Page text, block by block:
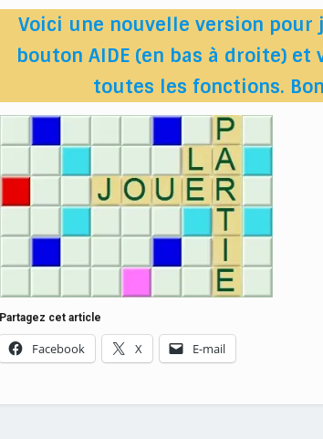
Voici une nouvelle version
bouton AIDE (en bas à droite)
toutes les fonctions.
Partagez cet article
Facebook X E-mail